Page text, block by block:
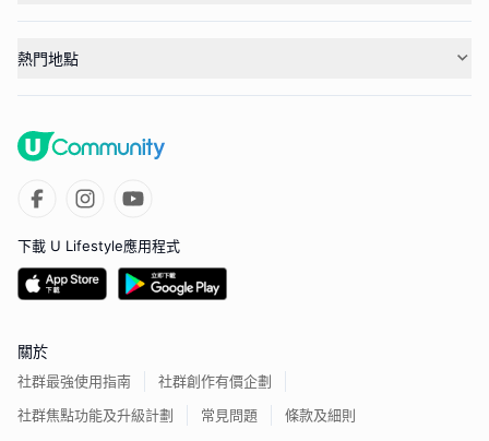
熱門地點
下載 U Lifestyle應用程式
關於
社群最強使用指南
社群創作有價企劃
社群焦點功能及升級計劃
常見問題 條款及細則